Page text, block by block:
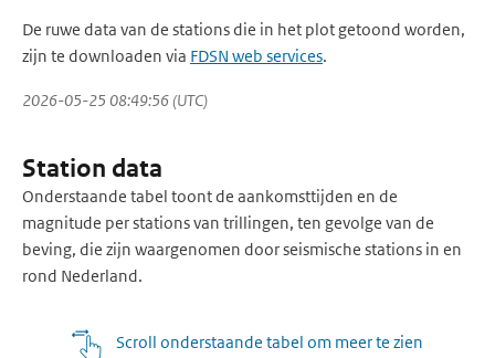
De ruwe data van de stations die in het plot getoond worden,
zijn te downloaden via FDSN web services.
2026-05-25 08:49:56 (UTC)
Station data
Onderstaande tabel toont de aankomsttijden en de
magnitude per stations van trillingen, ten gevolge van de
beving, die zijn waargenomen door seismische stations in en
rond Nederland.
Scroll onderstaande tabel om meer te zien